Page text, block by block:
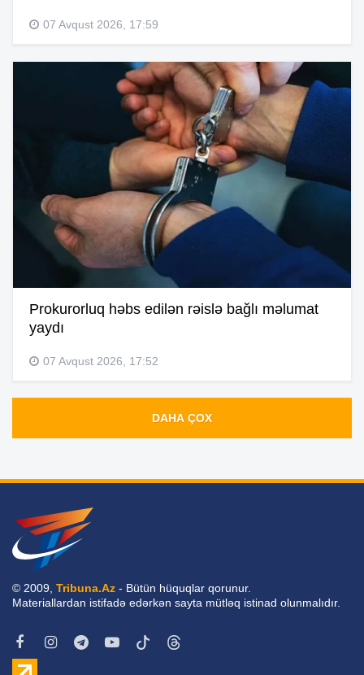
07 Avqust 2026, 17:59
Prokurorluq həbs edilən rəislə bağlı məlumat
yaydı
07 Avqust 2026, 17:52
DAHA ÇOX
© 2009, Tribuna.Az - Bütün hüquqlar qorunur.
Materiallardan istifadə edərkən sayta mütləq istinad olunmalıdır.